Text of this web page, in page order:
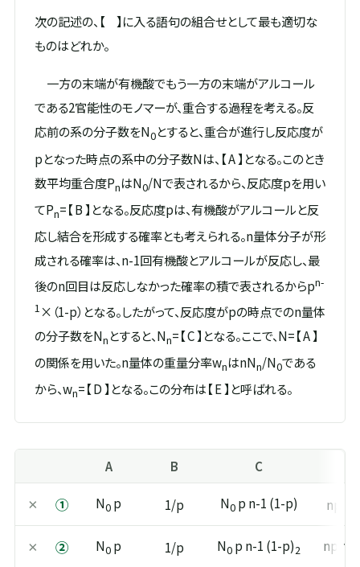
次の記述の、【 】に入る語句の組合せとして最も適切な
ものはどれか。
一方の末端が有機酸でもう一方の末端がアルコール
である2官能性のモノマーが、重合する過程を考える。反
応前の系の分子数をN0とすると、重合が進行し反応度が
pとなった時点の系中の分子数Nは、【 A 】となる。このとき
数平均重合度PnはN0/Nで表されるから、反応度pを用い
てPn=【 B 】となる。反応度pは、有機酸がアルコールと反
応し結合を形成する確率とも考えられる。n量体分子が形
成される確率は、n-1回有機酸とアルコールが反応し、最
後のn回目は反応しなかった確率の積で表されるからpn-
1 ×（1-p）となる。したがって、反応度がpの時点でのn量体
の分子数をNn とすると、Nn=【 C 】となる。ここで、N=【 A 】
の関係を用いた。n量体の重量分率wnはnNn/N0である
から、wn=【 D 】となる。この分布は【 E 】と呼ばれる。
A B C
× ① N0 p 1/p N0p n-1 (1-p) np n-
× ② N0 p 1/p N0 p n-1 (1-p)2 np n-